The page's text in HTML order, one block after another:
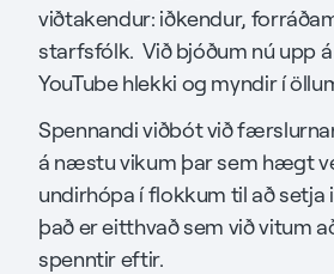
viðtakendur: iðkendur,
starfsfólk. Við bjóðum nú upp
YouTube hlekki og myndir í
Spennandi viðbót við
á næstu vikum þar sem hægt
undirhópa í flokkum til að
það er eitthvað sem við vitum
spenntir eftir.